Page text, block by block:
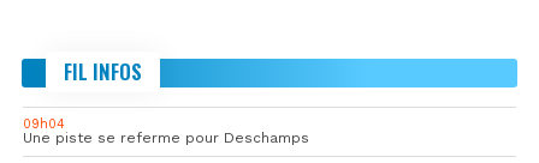
FIL INFOS
09h04
Une piste se referme pour Deschamps